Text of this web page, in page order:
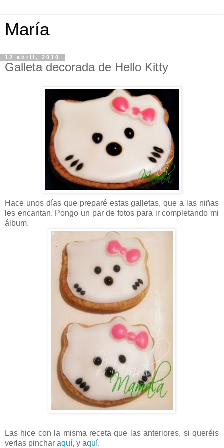
María
12 abril, 2010
Galleta decorada de Hello Kitty
Hace unos días que preparé estas galletas, que a las niñas
les encantan. Pongo un par de fotos para ir completando mi
álbum.
Las hice con la misma receta que las anteriores, si queréis
verlas pinchar aquí, y aquí.